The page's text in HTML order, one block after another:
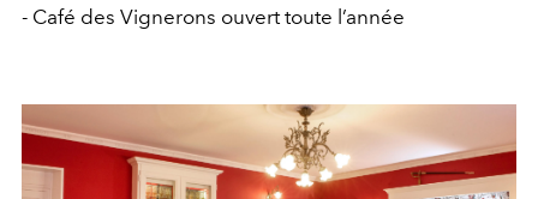
- Café des Vignerons ouvert toute l’année